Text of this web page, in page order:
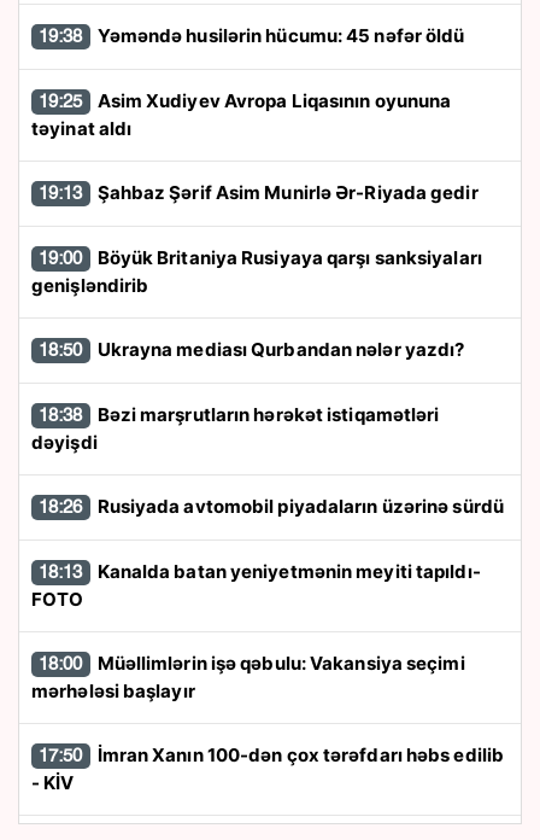
19:38 Yəməndə husilərin hücumu: 45 nəfər öldü
19:25
təyinat aldı
19:13 Şahbaz Şərif Asim Munirlə Ər-Riyada gedir
19:00
genişləndirib
18:50 Ukrayna mediası Qurbandan nələr yazdı?
18:38
dəyişdi
18:26 Rusiyada avtomobil piyadaların üzərinə sürdü
18:13
FOTO
18:00
mərhələsi başlayır
17:50
- KİV